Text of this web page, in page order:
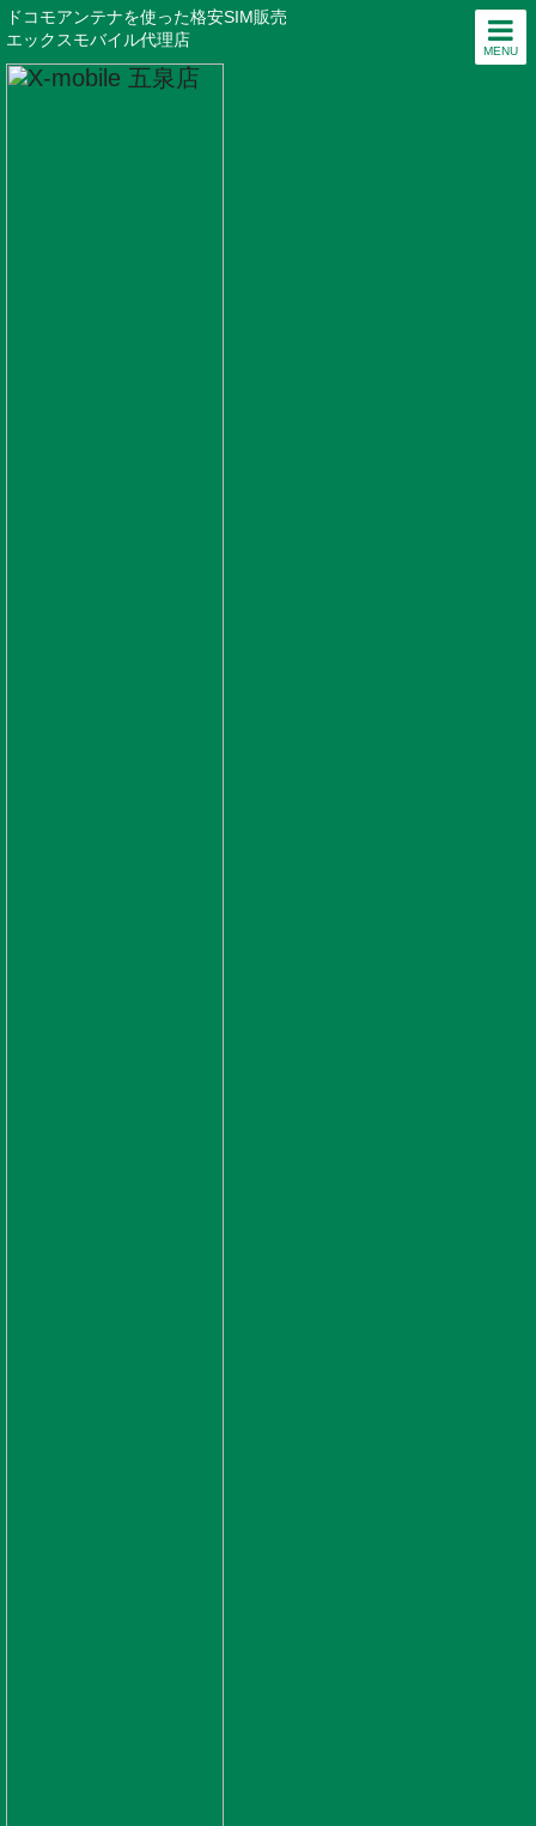
MENU
ドコモアンテナを使った格安SIM販売
エックスモバイル代理店